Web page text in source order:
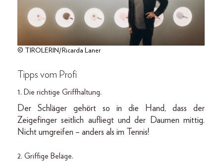
© TIROLERIN/Ricarda Laner
Tipps vom Profi
1. Die richtige Griffhaltung.
Der Schläger gehört so in die Hand, dass der
Zeigefinger seitlich aufliegt und der Daumen mittig.
Nicht umgreifen – anders als im Tennis!
2. Griffige Beläge.